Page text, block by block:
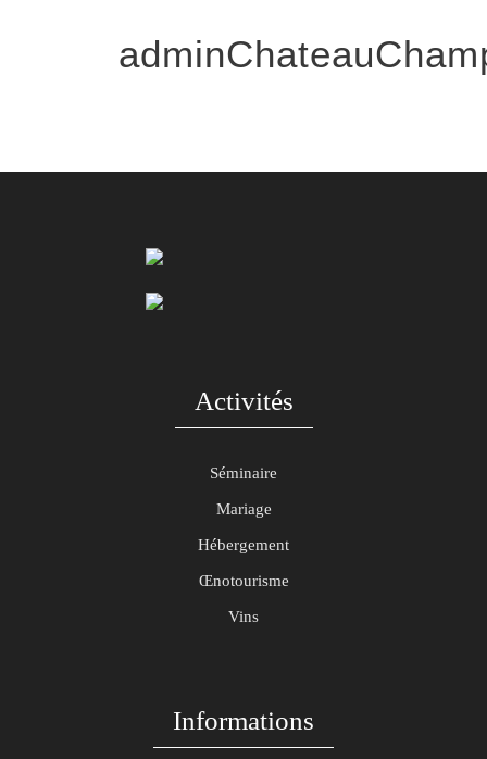
Activités
Séminaire
Mariage
Hébergement
Œnotourisme
Vins
Informations